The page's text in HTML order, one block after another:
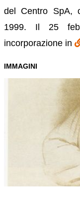
del Centro SpA,
1999. Il 25
incorporazione in
IMMAGINI